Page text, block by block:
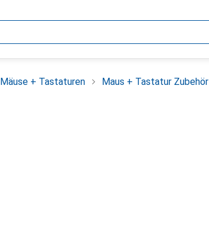
Mäuse + Tastaturen Maus + Tastatur Zubehör